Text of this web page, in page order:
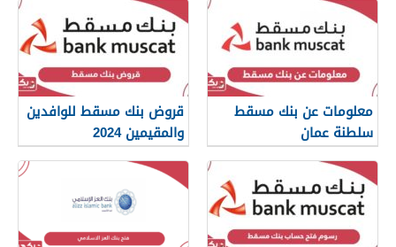
معلومات عن بنك مسقط
سلطنة عمان
قروض بنك مسقط للوافدين
والمقيمين 2024